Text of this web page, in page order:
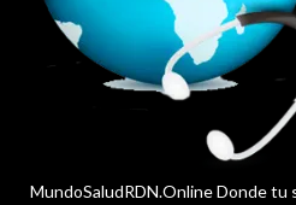
MundoSaludRDN.Online Donde tu